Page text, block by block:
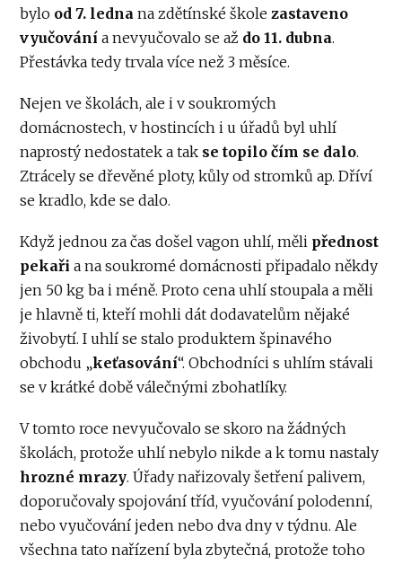
bylo od 7. ledna na zdětínské školezastaveno
vyučování a nevyučovalo se až do 11. dubna.
Přestávka tedy trvala více než 3 měsíce.
Nejen ve školách, ale i v soukromých
domácnostech, v hostincích i u úřadů byl uhlí
naprostý nedostatek a tak se topilo čím se dalo.
Ztrácely se dřevěné ploty, kůly od stromků ap. Dříví
se kradlo, kde se dalo.
Když jednou za čas došel vagon uhlí, měli přednost
pekaři a na soukromé domácnosti připadalo někdy
jen 50 kg ba i méně. Proto cena uhlí stoupala a měli
je hlavně ti, kteří mohli dát dodavatelům nějaké
živobytí. I uhlí se stalo produktem špinavého
obchodu „keťasování“. Obchodníci s uhlím stávali
se v krátké době válečnými zbohatlíky.
V tomto roce nevyučovalo se skoro na žádných
školách, protože uhlí nebylo nikde a k tomu nastaly
hrozné mrazy. Úřady nařizovaly šetření palivem,
doporučovaly spojování tříd, vyučování polodenní,
nebo vyučování jeden nebo dva dny v týdnu. Ale
všechna tato nařízení byla zbytečná, protože toho